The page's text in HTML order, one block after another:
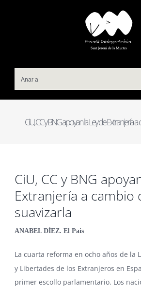
Anar a
CiU, CC y BNG apoyan la Ley de Extranjería
CiU, CC y BNG
Extranjería a cambio
suavizarla
ANABEL DÍEZ. El Pais
La cuarta reforma en ocho años de la
y Libertades de los Extranjeros en
primer escollo parlamentario. Los